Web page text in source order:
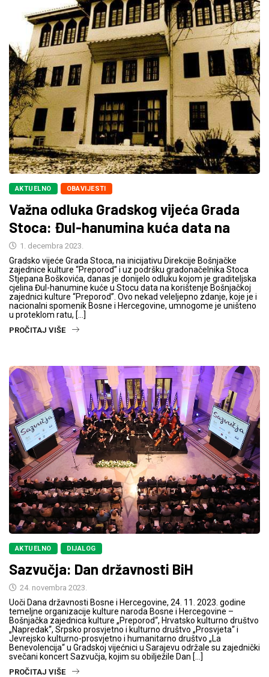
AKTUELNO OBAVIJESTI
Važna odluka Gradskog vijeća Grada
Stoca: Đul-hanumina kuća data na
1. decembra 2023.
Gradsko vijeće Grada Stoca, na inicijativu Direkcije Bošnjačke
zajednice kulture “Preporod” i uz podršku gradonačelnika Stoca
Stjepana Boškovića, danas je donijelo odluku kojom je graditeljska
cjelina Đul-hanumine kuće u Stocu data na korištenje Bošnjačkoj
zajednici kulture “Preporod”. Ovo nekad veleljepno zdanje, koje je i
nacionalni spomenik Bosne i Hercegovine, umnogome je uništeno
u proteklom ratu, […]
PROČITAJ VIŠE
AKTUELNO DIJALOG
Sazvučja: Dan državnosti BiH
24. novembra 2023.
Uoči Dana državnosti Bosne i Hercegovine, 24. 11. 2023. godine
temeljne organizacije kulture naroda Bosne i Hercegovine –
Bošnjačka zajednica kulture „Preporod“, Hrvatsko kulturno društvo
„Napredak“, Srpsko prosvjetno i kulturno društvo „Prosvjeta“ i
Jevrejsko kulturno-prosvjetno i humanitarno društvo „La
Benevolencija“ u Gradskoj vijećnici u Sarajevu održale su zajednički
svečani koncert Sazvučja, kojim su obilježile Dan […]
PROČITAJ VIŠE